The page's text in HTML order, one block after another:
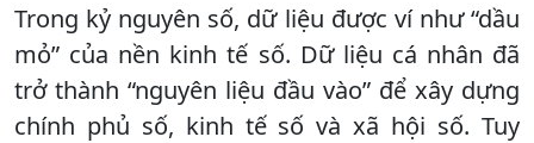
Trong kỷ nguyên số, dữ liệu được ví như “dầu
mỏ” của nền kinh tế số. Dữ liệu cá nhân đã
trở thành “nguyên liệu đầu vào” để xây dựng
chính phủ số, kinh tế số và xã hội số. Tuy